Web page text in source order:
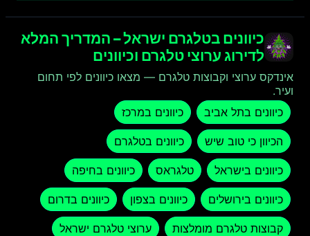
כיוונים בטלגרם ישראל – המדריך המלא
לדירוג ערוצי טלגרם וכיוונים
אינדקס ערוצי וקבוצות טלגרם — מצאו כיוונים לפי תחום
ועיר.
כיוונים בתל אביב
כיוונים במרכז
הכיוון כי טוב שיש כיוונים בטלגרם
כיוונים בישראל טלגראס כיוונים בחיפה
כיוונים בירושלים כיוונים בצפון כיוונים בדרום
קבוצות טלגרם מומלצות ערוצי טלגרם ישראל